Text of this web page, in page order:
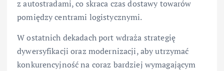
z autostradami, co skraca czas dostawy towarów
pomiędzy centrami logistycznymi.
W ostatnich dekadach port wdraża strategię
dywersyfikacji oraz modernizacji, aby utrzymać
konkurencyjność na coraz bardziej wymagającym